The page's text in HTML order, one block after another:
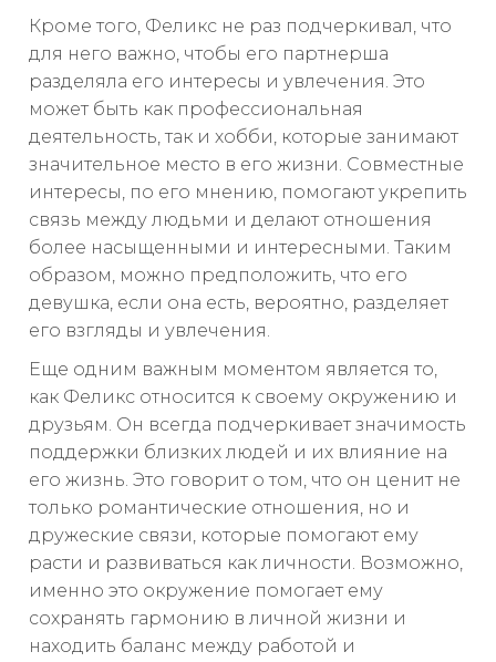
Кроме того, Феликс не раз подчеркивал, что
для него важно, чтобы его партнерша
разделяла его интересы и увлечения. Это
может быть как профессиональная
деятельность, так и хобби, которые занимают
значительное место в его жизни. Совместные
интересы, по его мнению, помогают укрепить
связь между людьми и делают отношения
более насыщенными и интересными. Таким
образом, можно предположить, что его
девушка, если она есть, вероятно, разделяет
его взгляды и увлечения.
Еще одним важным моментом является то,
как Феликс относится к своему окружению и
друзьям. Он всегда подчеркивает значимость
поддержки близких людей и их влияние на
его жизнь. Это говорит о том, что он ценит не
только романтические отношения, но и
дружеские связи, которые помогают ему
расти и развиваться как личности. Возможно,
именно это окружение помогает ему
сохранять гармонию в личной жизни и
находить баланс между работой и